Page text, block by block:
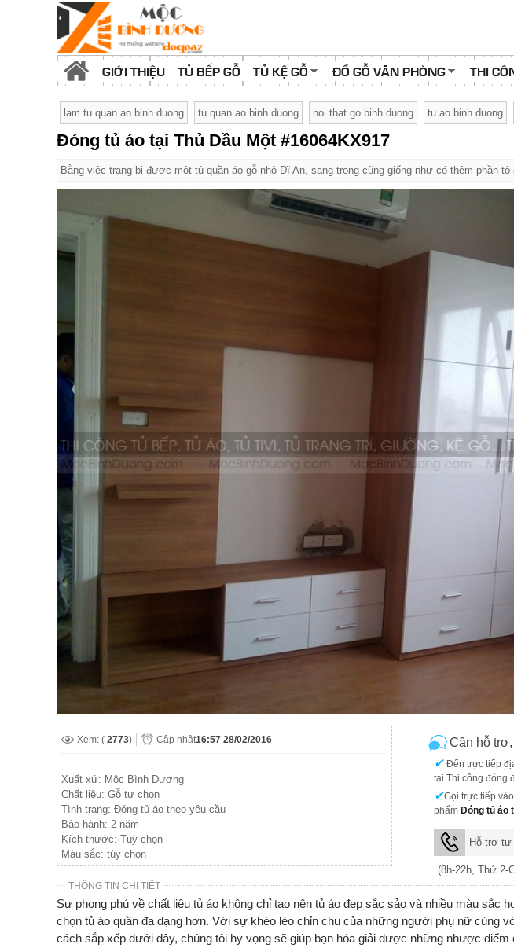
GIỚI THIỆU TỦ BẾP GỖ TỦ KỆ GỖ ĐỒ GỖ VĂN PHÒNG THI
lam tu quan ao binh duong tu quan ao binh duong noi that go binh duong tu ao binh duong
Đóng tủ áo tại Thủ Dầu Một #16064KX917
Bằng việc trang bị được một tủ quần áo gỗ nhỏ Dĩ An, sang trọng cũng giống như có thêm phần
Xem: ( 2773) Cập nhật16:57 28/02/2016
Xuất xứ: Mộc Bình Dương
Chất liệu: Gỗ tự chọn
Tình trạng: Đóng tủ áo theo yêu cầu
Bảo hành: 2 năm
Kích thước: Tuỳ chọn
Màu sắc: tùy chọn
Cần hỗ
✔ Đến trực tiếp
tại Thi công đóng
✔Gọi trực tiếp
phẩmĐóng tủ áo
Hỗ trợ tư
(8h-22h, Thứ 2-
THÔNG TIN CHI TIẾT
Sự phong phú về chất liệu tủ áo không chỉ tạo nên tủ áo đẹp sắc sảo và nhiều màu sắc
chọn tủ áo quần đa dạng hơn. Với sự khéo léo chỉn chu của những người phụ nữ cùng
cách sắp xếp dưới đây, chúng tôi hy vọng sẽ giúp bạn hóa giải được những nhược điểm